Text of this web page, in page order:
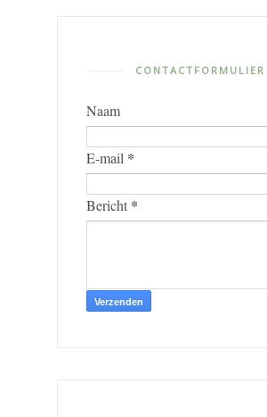
CONTACTFORMULIER
Naam
E-mail *
Bericht *